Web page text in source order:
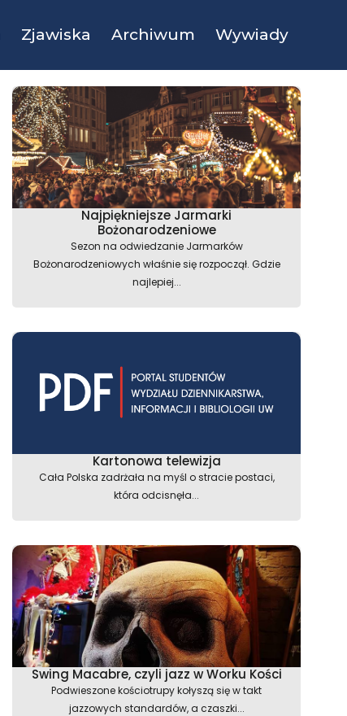
Zjawiska Archiwum Wywiady
Najpiękniejsze Jarmarki
Bożonarodzeniowe
Sezon na odwiedzanie Jarmarków
Bożonarodzeniowych właśnie się rozpoczął. Gdzie
najlepiej...
Kartonowa telewizja
Cała Polska zadrżała na myśl o stracie postaci,
która odcisnęła...
Swing Macabre, czyli jazz w Worku Kości
Podwieszone kościotrupy kołyszą się w takt
jazzowych standardów, a czaszki...